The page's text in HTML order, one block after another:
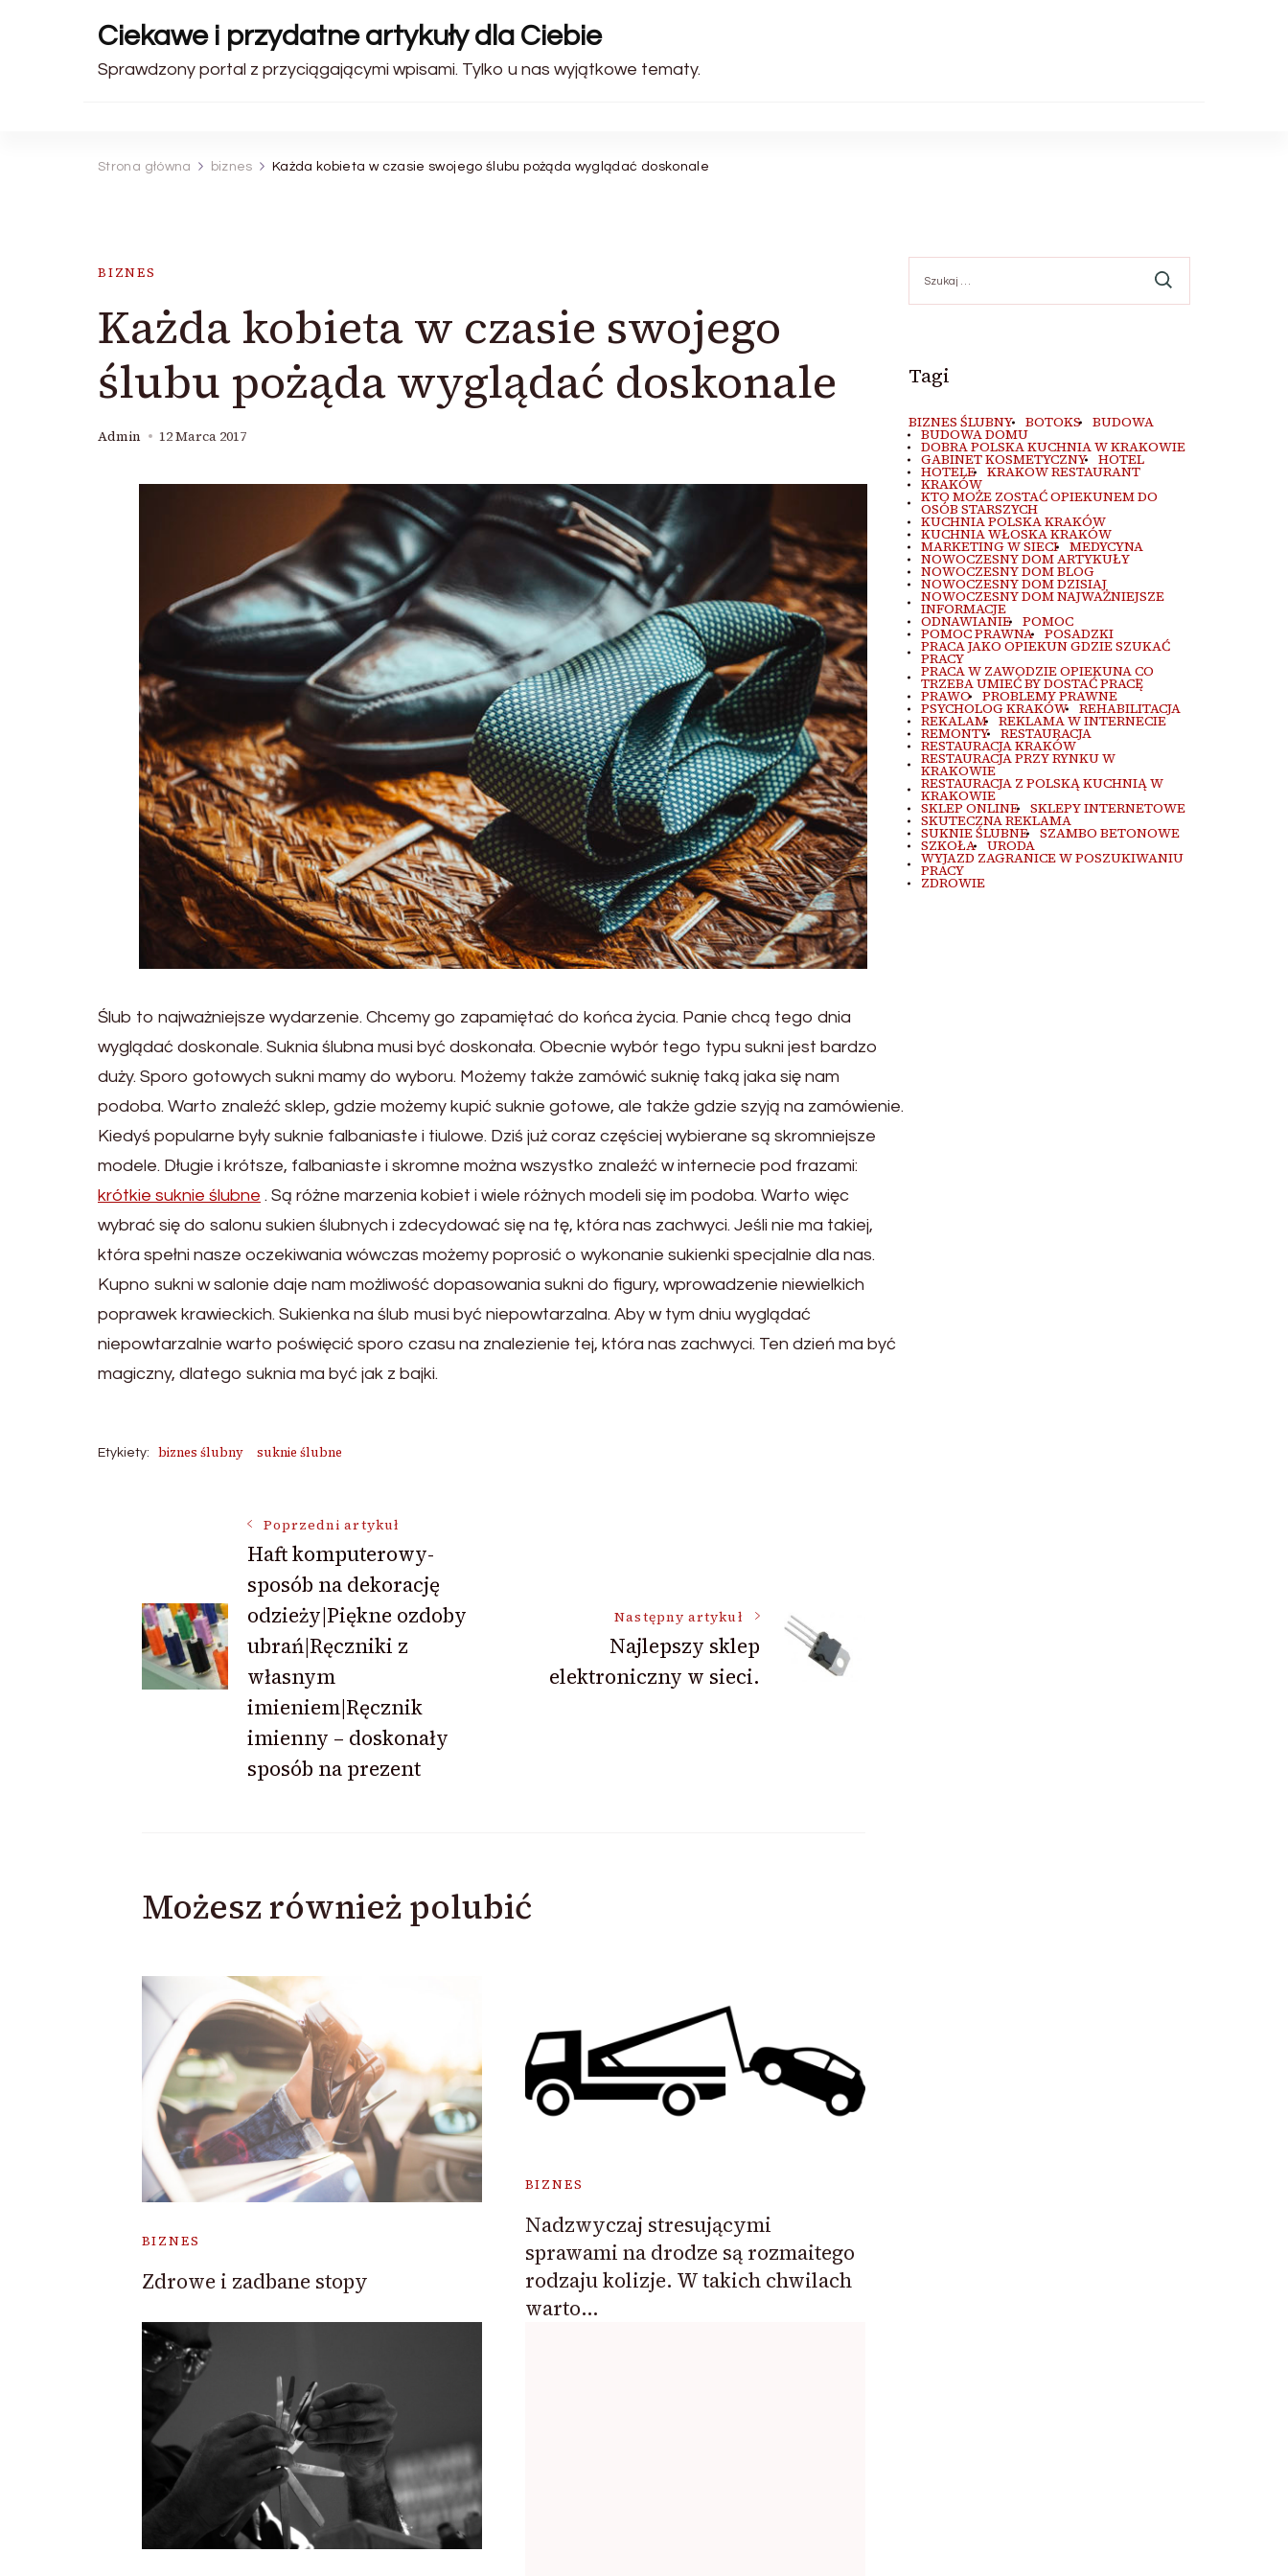
Ciekawe i przydatne artykuły dla Ciebie
Sprawdzony portal z przyciągającymi wpisami. Tylko u nas wyjątkowe tematy.
Strona główna biznes Każda kobieta w czasie swojego ślubu pożąda wyglądać doskonale
BIZNES
Każda kobieta w czasie swojego
ślubu pożąda wyglądać doskonale
Admin 12 Marca 2017
Ślub to najważniejsze wydarzenie. Chcemy go zapamiętać do końca życia. Panie chcą tego dnia
wyglądać doskonale. Suknia ślubna musi być doskonała. Obecnie wybór tego typu sukni jest bardzo
duży. Sporo gotowych sukni mamy do wyboru. Możemy także zamówić suknię taką jaka się nam
podoba. Warto znaleźć sklep, gdzie możemy kupić suknie gotowe, ale także gdzie szyją na zamówienie.
Kiedyś popularne były suknie falbaniaste i tiulowe. Dziś już coraz częściej wybierane są skromniejsze
modele. Długie i krótsze, falbaniaste i skromne można wszystko znaleźć w internecie pod frazami:
krótkie suknie ślubne . Są różne marzenia kobiet i wiele różnych modeli się im podoba. Warto więc
wybrać się do salonu sukien ślubnych i zdecydować się na tę, która nas zachwyci. Jeśli nie ma takiej,
która spełni nasze oczekiwania wówczas możemy poprosić o wykonanie sukienki specjalnie dla nas.
Kupno sukni w salonie daje nam możliwość dopasowania sukni do figury, wprowadzenie niewielkich
poprawek krawieckich. Sukienka na ślub musi być niepowtarzalna. Aby w tym dniu wyglądać
niepowtarzalnie warto poświęcić sporo czasu na znalezienie tej, która nas zachwyci. Ten dzień ma być
magiczny, dlatego suknia ma być jak z bajki.
Etykiety: biznes ślubny suknie ślubne
Nawigacja
wpisu
Poprzedni artykuł
Haft komputerowy-
sposób na dekorację
odzieży|Piękne ozdoby
ubrań|Ręczniki z
własnym
imieniem|Ręcznik
imienny – doskonały
sposób na prezent
Następny artykuł
Najlepszy sklep
elektroniczny w sieci.
Możesz również polubić
BIZNES
Zdrowe i zadbane stopy
BIZNES
Nadzwyczaj stresującymi
sprawami na drodze są rozmaitego
rodzaju kolizje. W takich chwilach
warto…
Tagi
BIZNES ŚLUBNY BOTOKS BUDOWA
BUDOWA DOMU
DOBRA POLSKA KUCHNIA W KRAKOWIE
GABINET KOSMETYCZNY HOTEL
HOTELE KRAKOW RESTAURANT
KRAKÓW
KTO MOŻE ZOSTAĆ OPIEKUNEM DO
OSÓB STARSZYCH
KUCHNIA POLSKA KRAKÓW
KUCHNIA WŁOSKA KRAKÓW
MARKETING W SIECI MEDYCYNA
NOWOCZESNY DOM ARTYKUŁY
NOWOCZESNY DOM BLOG
NOWOCZESNY DOM DZISIAJ
NOWOCZESNY DOM NAJWAŻNIEJSZE
INFORMACJE
ODNAWIANIE POMOC
POMOC PRAWNA POSADZKI
PRACA JAKO OPIEKUN GDZIE SZUKAĆ
PRACY
PRACA W ZAWODZIE OPIEKUNA CO
TRZEBA UMIEĆ BY DOSTAĆ PRACĘ
PRAWO PROBLEMY PRAWNE
PSYCHOLOG KRAKÓW REHABILITACJA
REKALAM REKLAMA W INTERNECIE
REMONTY RESTAURACJA
RESTAURACJA KRAKÓW
RESTAURACJA PRZY RYNKU W
KRAKOWIE
RESTAURACJA Z POLSKĄ KUCHNIĄ W
KRAKOWIE
SKLEP ONLINE SKLEPY INTERNETOWE
SKUTECZNA REKLAMA
SUKNIE ŚLUBNE SZAMBO BETONOWE
SZKOŁA URODA
WYJAZD ZAGRANICE W POSZUKIWANIU
PRACY
ZDROWIE